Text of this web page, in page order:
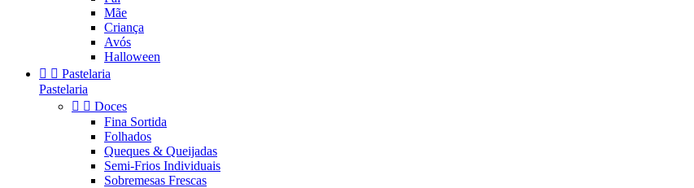
Mãe
Criança
Avós
Halloween
  Pastelaria
Pastelaria
  Doces
Fina Sortida
Folhados
Queques & Queijadas
Semi-Frios Individuais
Sobremesas Frescas